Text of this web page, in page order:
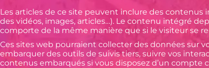
Les articles de ce site peuvent inclure des contenus
des vidéos, images, articles…). Le contenu intégré
comporte de la même manière que si le visiteur se
Ces sites web pourraient collecter des données sur
embarquer des outils de suivis tiers, suivre vos
contenus embarqués si vous disposez d’un compte